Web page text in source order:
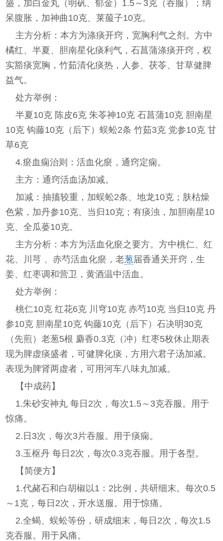
盛，加白金丸（明矾、郁金）1.5～3克（吞服）；纳
呆腹胀，加神曲10克、莱菔子10克。
主方分析：本方为涤痰开窍，宽胸利气之剂。方中
橘红、半夏、胆南星化痰利气，石菖蒲涤痰开窍，权
实豁痰宽胸，竹茹清化痰热，人参、茯苓、甘草健脾
益气。
处方举例：
半夏10克 陈皮6克 朱苓神10克 石菖蒲10克 胆南星
10克 钩藤10克（后下）蜈蚣2条 竹茹3克 党参10克 甘
草6克
4.瘀血痫治则：活血化瘀，通窍定痫。
主方：通窍活血汤加减。
加减：抽搐较重，加蜈蚣2条、地龙10克；肤枯燥
色紫，加丹参10克、当归10克；有痰浊，加胆南星10
克、全瓜蒌10克。
主方分析：本方为活血化瘀之要方。方中桃仁、红
花、川芎 、赤芍活血化瘀，老葱届香通关开窍，生
姜、红枣调和营卫，黄酒温中活血。
处方举例：
桃仁10克 红花6克 川穹10克 赤芍10克 当归10克 丹
参10克 胆南星10克 钩藤10克（后下）石决明30克
（先煎）老葱5根 麝香0.3克（冲）红枣5枚休止期表
现为脾虚痰盛者，可健脾化痰，方用六君子汤加减。
表现为脾肾两虚者，可用河车八味丸加减。
【中成药】
1.朱砂安神丸 每日2次，每次1.5～3克吞服。用于
惊痛。
2.日3次，每次3片吞服。用于痰痫。
3.玉枢丹 每日2次，每次0.3克吞服。用于各型。
【简便方】
1.代赭石和白胡椒以1：2比例，共研细末。每次0.5
～1克，每日2次，开水送服。用于惊痛。
2.全蝎、蜈蚣等份，研成细末，每日2次，每次1.5
克吞服。用于风痛。